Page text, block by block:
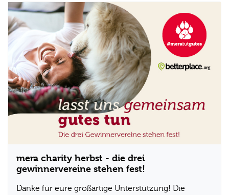
mera charity herbst - die drei
gewinnervereine stehen fest!
Danke für eure großartige Unterstützung! Die